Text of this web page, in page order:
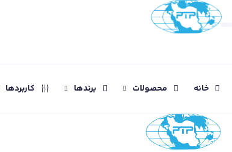
خانه محصولات برندها کاربردها